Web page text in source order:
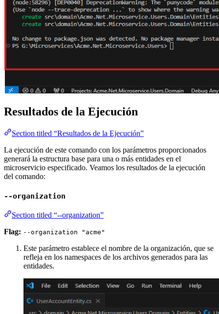
Resultados de la Ejecución
Section titled “Resultados de la Ejecución”
La ejecución de este comando con los parámetros proporcionados
generará la estructura base para una o más entidades en el
microservicio especificado. Veamos los resultados de la ejecución
del comando:
--organization
Section titled “--organization”
Flag: --organization "acme"
Este parámetro establece el nombre de la organización, que se
refleja en los namespaces de los archivos generados para las
entidades.